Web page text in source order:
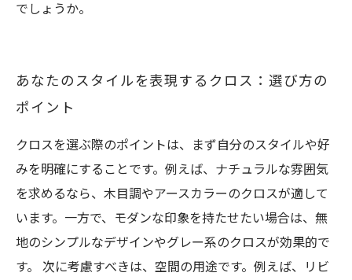
でしょうか。
あなたのスタイルを表現するクロス：選び方の
ポイント
クロスを選ぶ際のポイントは、まず自分のスタイルや好
みを明確にすることです。例えば、ナチュラルな雰囲気
を求めるなら、木目調やアースカラーのクロスが適して
います。一方で、モダンな印象を持たせたい場合は、無
地のシンプルなデザインやグレー系のクロスが効果的で
す。 次に考慮すべきは、空間の用途です。例えば、リビ